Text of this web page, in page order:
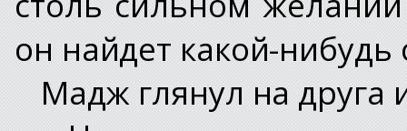
он найдет какой-нибудь
Мадж глянул на